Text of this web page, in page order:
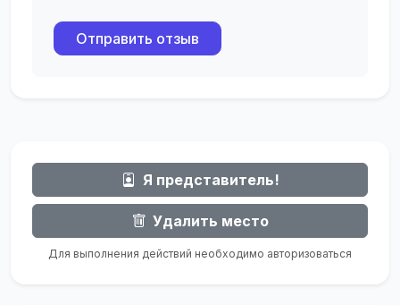
Отправить отзыв
Я представитель!
Удалить место
Для выполнения действий необходимо авторизоваться